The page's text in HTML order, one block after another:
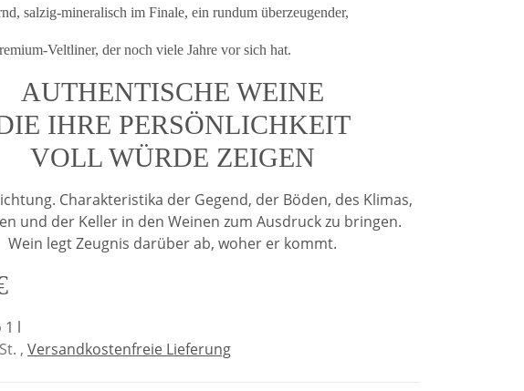
salzig-mineralisch im Finale, ein rundum überzeugender,
Veltliner, der noch viele Jahre vor sich hat.
AUTHENTISCHE WEINE
IHRE PERSÖNLICHKEIT
VOLL WÜRDE ZEIGEN
Charakteristika der Gegend, der Böden, des Klimas,
und der Keller in den Weinen zum Ausdruck zu bringen.
Wein legt Zeugnis darüber ab, woher er kommt.
1 l
, Versandkostenfreie Lieferung